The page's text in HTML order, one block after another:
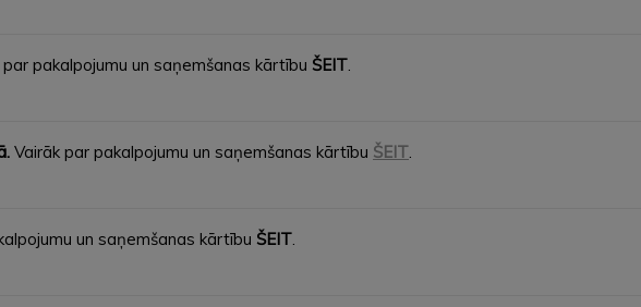
par pakalpojumu un saņemšanas kārtību ŠEIT.
Vairāk par pakalpojumu un saņemšanas kārtību ŠEIT.
un saņemšanas kārtību ŠEIT.